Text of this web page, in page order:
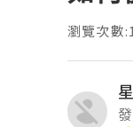
瀏覽次數